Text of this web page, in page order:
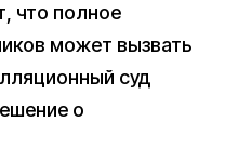
что полное
может вызвать
суд
о